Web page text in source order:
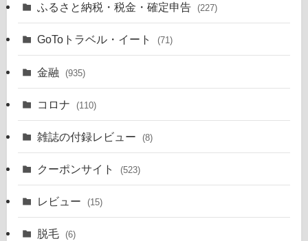
ふるさと納税・税金・確定申告 (227)
GoToトラベル・イート (71)
金融 (935)
コロナ (110)
雑誌の付録レビュー (8)
クーポンサイト (523)
レビュー (15)
脱毛 (6)